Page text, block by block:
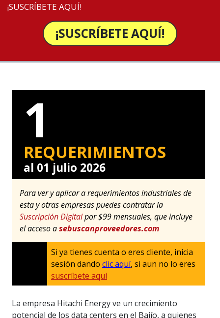
¡SUSCRÍBETE AQUÍ!
¡SUSCRÍBETE AQUÍ!
1
REQUERIMIENTOS
al 01 julio 2026
Para ver y aplicar a requerimientos industriales de
esta y otras empresas puedes contratar la
Suscripción Digitalpor $99 mensuales, que incluye
el acceso asebuscanproveedores.com
Si ya tienes cuenta o eres cliente, inicia
sesión dando clic aquí, si aun no lo eres
suscríbete aquí
La empresa Hitachi Energy ve un crecimiento
potencial de los data centers en el Bajío, a quienes